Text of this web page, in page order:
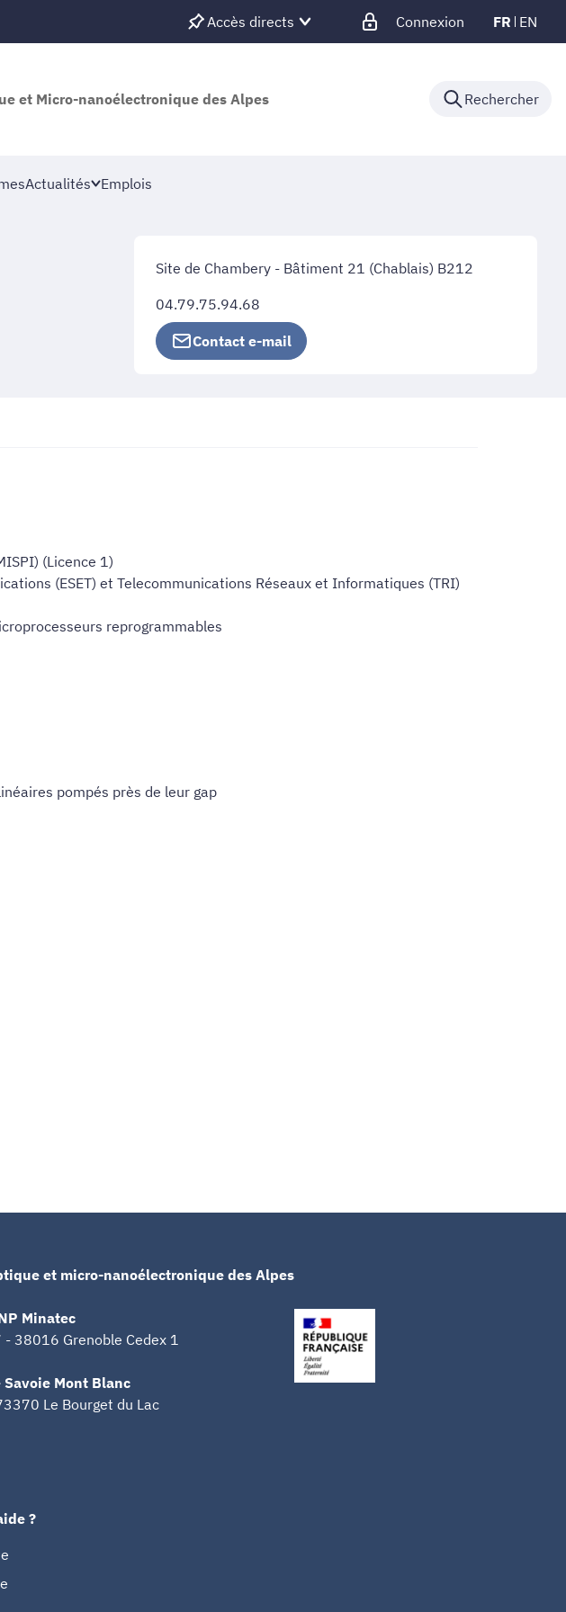
Accès directs Connexion FR EN
et Micro-nanoélectronique des Alpes Rechercher
Actualités Emplois
Site de Chambery - Bâtiment 21 (Chablais) B212
04.79.75.94.68
Contact e-mail
(Licence 1)
(ESET) et Telecommunications Réseaux et Informatiques (TRI)
reprogrammables
pompés près de leur gap
et micro-nanoélectronique des Alpes
Minatec
- 38016 Grenoble Cedex 1
Mont Blanc
Le Bourget du Lac
?